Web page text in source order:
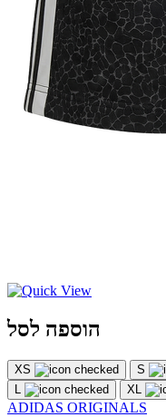
הוספה לסל
XS S
L
XL
ADIDAS ORIGINALS